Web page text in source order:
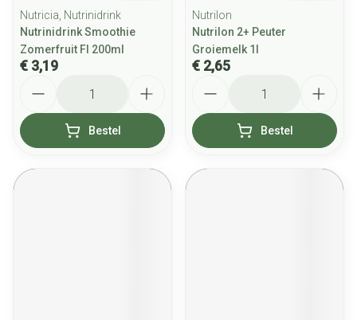
Nutricia, Nutrinidrink
Nutrinidrink Smoothie
Zomerfruit Fl 200ml
€ 3,19
Bestel
Nutrilon
Nutrilon 2+ Peuter
Groiemelk 1l
€ 2,65
Bestel